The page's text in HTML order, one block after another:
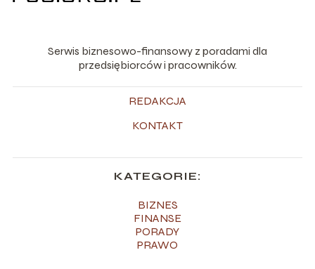
Serwis biznesowo-finansowy z poradami dla
przedsiębiorców i pracowników.
REDAKCJA
KONTAKT
KATEGORIE:
BIZNES
FINANSE
PORADY
PRAWO